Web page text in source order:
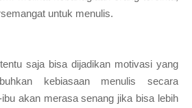
untuk menulis.
saja bisa dijadikan motivasi yang
kebiasaan menulis secara
akan merasa senang jika bisa lebih